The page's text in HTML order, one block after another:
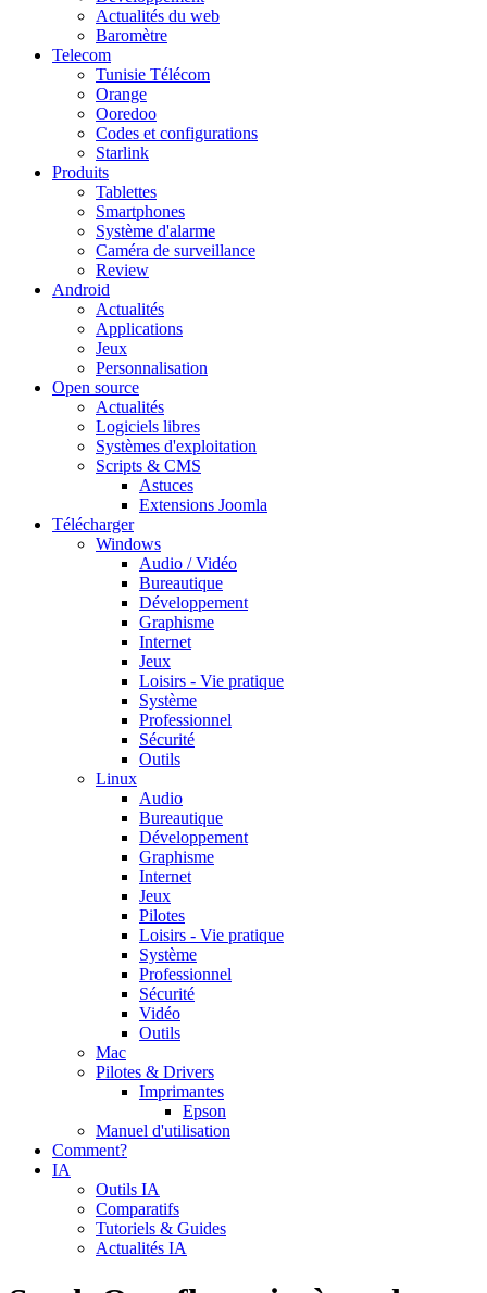
Actualités du web
Baromètre
Telecom
Tunisie Télécom
Orange
Ooredoo
Codes et configurations
Starlink
Produits
Tablettes
Smartphones
Système d'alarme
Caméra de surveillance
Review
Android
Actualités
Applications
Jeux
Personnalisation
Open source
Actualités
Logiciels libres
Systèmes d'exploitation
Scripts & CMS
Astuces
Extensions Joomla
Télécharger
Windows
Audio / Vidéo
Bureautique
Développement
Graphisme
Internet
Jeux
Loisirs - Vie pratique
Système
Professionnel
Sécurité
Outils
Linux
Audio
Bureautique
Développement
Graphisme
Internet
Jeux
Pilotes
Loisirs - Vie pratique
Système
Professionnel
Sécurité
Vidéo
Outils
Mac
Pilotes & Drivers
Imprimantes
Epson
Manuel d'utilisation
Comment?
IA
Outils IA
Comparatifs
Tutoriels & Guides
Actualités IA